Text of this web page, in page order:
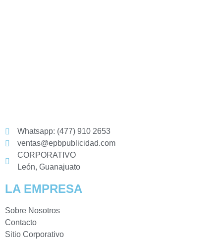
Whatsapp: (477) 910 2653
ventas@epbpublicidad.com
CORPORATIVO
León, Guanajuato
LA EMPRESA
Sobre Nosotros
Contacto
Sitio Corporativo